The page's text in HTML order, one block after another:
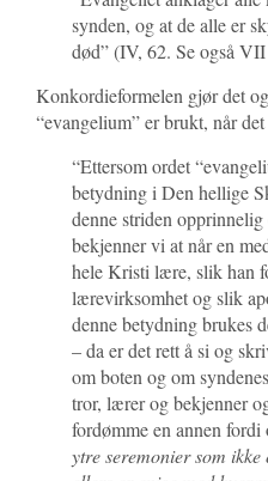
synden, og at de alle er
død” (IV, 62. Se også
Konkordieformelen gjør det
“evangelium” er brukt, når
“Ettersom ordet
betydning i Den hellige
denne striden
bekjenner vi at når en
hele Kristi lære, slik han
lærevirksomhet og slik
denne betydning brukes
– da er det rett å si og
om boten og om
tror, lærer og bekjenner
fordømme en annen
ytre seremonier som